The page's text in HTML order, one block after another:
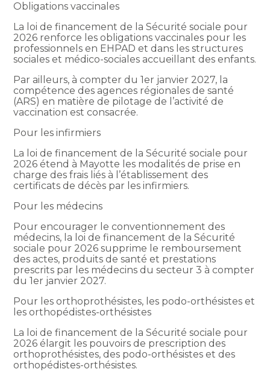
Obligations vaccinales
La loi de financement de la Sécurité sociale pour
2026 renforce les obligations vaccinales pour les
professionnels en EHPAD et dans les structures
sociales et médico-sociales accueillant des enfants.
Par ailleurs, à compter du 1er janvier 2027, la
compétence des agences régionales de santé
(ARS) en matière de pilotage de l’activité de
vaccination est consacrée.
Pour les infirmiers
La loi de financement de la Sécurité sociale pour
2026 étend à Mayotte les modalités de prise en
charge des frais liés à l’établissement des
certificats de décès par les infirmiers.
Pour les médecins
Pour encourager le conventionnement des
médecins, la loi de financement de la Sécurité
sociale pour 2026 supprime le remboursement
des actes, produits de santé et prestations
prescrits par les médecins du secteur 3 à compter
du 1er janvier 2027.
Pour les orthoprothésistes, les podo-orthésistes et
les orthopédistes-orthésistes
La loi de financement de la Sécurité sociale pour
2026 élargit les pouvoirs de prescription des
orthoprothésistes, des podo-orthésistes et des
orthopédistes-orthésistes.